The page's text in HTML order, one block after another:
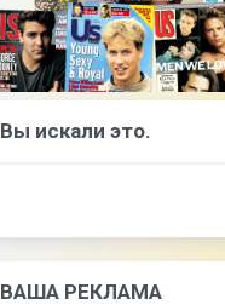
Вы искали это.
ВАША РЕКЛАМА